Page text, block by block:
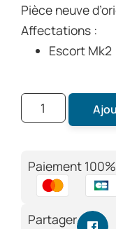
Pièce neuve
Affectations :
Escort Mk2
Paiement
Partager